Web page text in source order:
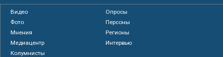
Видео
Опросы
Фото
Персоны
Мнения
Регионы
Медиацентр
Интервью
Колумнисты